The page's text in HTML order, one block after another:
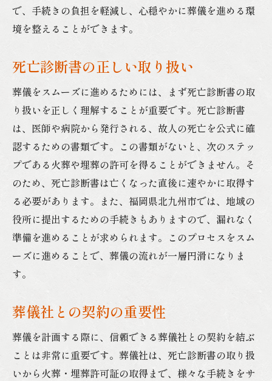
で、手続きの負担を軽減し、心穏やかに葬儀を進める環
境を整えることができます。
死亡診断書の正しい取り扱い
葬儀をスムーズに進めるためには、まず死亡診断書の取
り扱いを正しく理解することが重要です。死亡診断書
は、医師や病院から発行される、故人の死亡を公式に確
認するための書類です。この書類がないと、次のステッ
プである火葬や埋葬の許可を得ることができません。そ
のため、死亡診断書は亡くなった直後に速やかに取得す
る必要があります。また、福岡県北九州市では、地域の
役所に提出するための手続きもありますので、漏れなく
準備を進めることが求められます。このプロセスをスム
ーズに進めることで、葬儀の流れが一層円滑になりま
す。
葬儀社との契約の重要性
葬儀を計画する際に、信頼できる葬儀社との契約を結ぶ
ことは非常に重要です。葬儀社は、死亡診断書の取り扱
いから火葬・埋葬許可証の取得まで、様々な手続きをサ